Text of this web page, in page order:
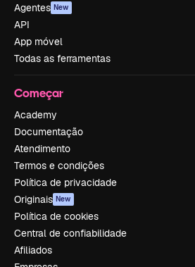
Agentes New
API
App móvel
Todas as ferramentas
Começar
Academy
Documentação
Atendimento
Termos e condições
Política de privacidade
Originais New
Política de cookies
Central de confiabilidade
Afiliados